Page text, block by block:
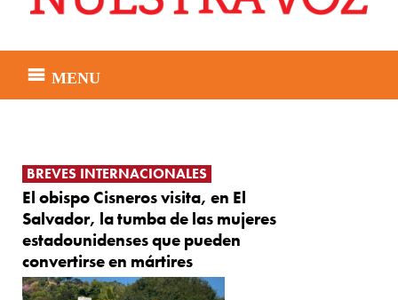
MENU
BREVES INTERNACIONALES
El obispo Cisneros visita, en El
Salvador, la tumba de las mujeres
estadounidenses que pueden
convertirse en mártires